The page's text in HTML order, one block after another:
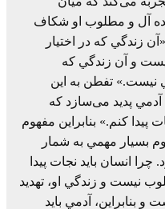
آل و مطلوب او شکاف
زندگي که در اختيار
و آن زندگي که
تفطن به اين
آدمي پديد می‌سازد که
پيدا کنم.» بنابراين مفهوم
بسيار مهمي به شمار
انسان بايد نجات پيدا
نيست و زندگي او، تهديد
و بنابراين، آدمي بايد